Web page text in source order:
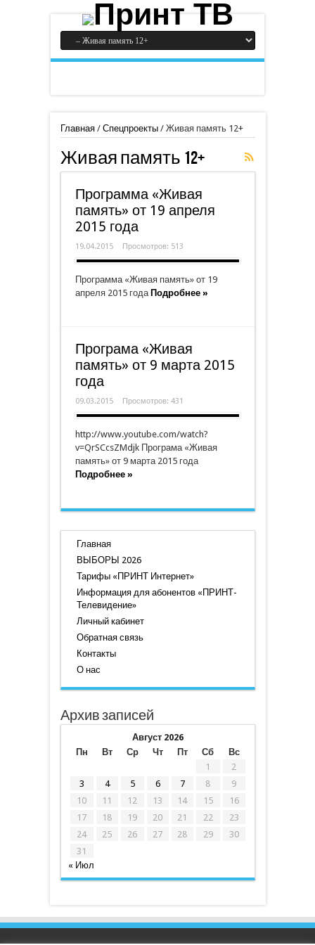
Главная/ Спецпроекты/ Живая память 12+
Живая память 12+
Программа «Живая
память» от 19 апреля
2015 года
19.04.2015 Просмотров: 513
Программа «Живая память» от 19
апреля 2015 года Подробнее »
Програма «Живая
память» от 9 марта 2015
года
09.03.2015 Просмотров: 431
http://www.youtube.com/watch?
v=QrSCcsZMdjk Програма «Живая
память» от 9 марта 2015 года
Подробнее »
Главная
ВЫБОРЫ 2026
Тарифы «ПРИНТ Интернет»
Информация для абонентов «ПРИНТ-
Телевидение»
Личный кабинет
Обратная связь
Контакты
О нас
Архив записей
Август 2026
Пн
Вт Ср Чт Пт Сб
Вс
1
2
3
4 5 6 7 8
9
10
11 12 13 14 15
16
17
18 19 20 21 22
23
24
25 26 27 28 29
30
31
« Июл